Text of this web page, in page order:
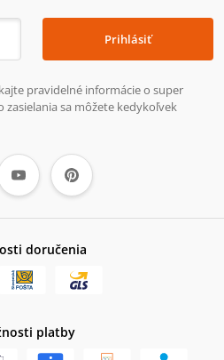
Prihlásiť
pravidelné informácie o super
zasielania sa môžete kedykoľvek
doručenia
platby